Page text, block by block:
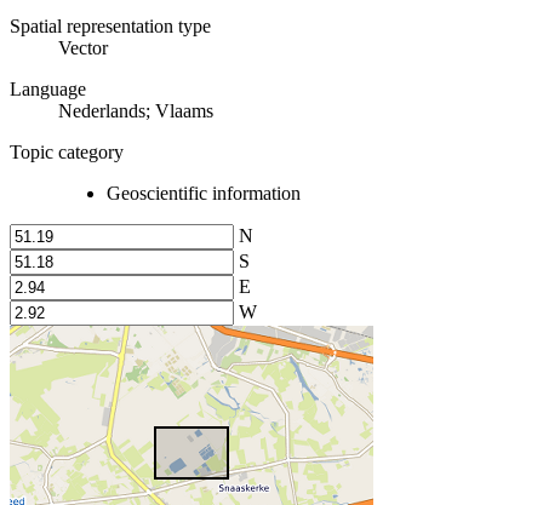
Spatial representation type
Vector
Language
Nederlands; Vlaams
Topic category
Geoscientific information
N
S
E
W